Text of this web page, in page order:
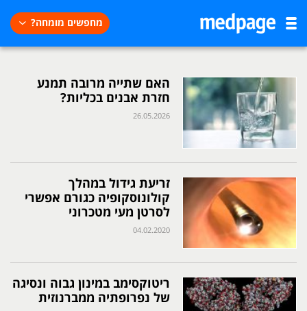
מחפשים מומחה?
האם שתייה מרובה תמנע
חזרת אבנים בכליות?
26.05.2026
זריעת גידול במהלך
קולונוסקופיה כגורם אפשרי
לסרטן מעי מטכרוני
04.02.2020
ריטוקסימב במינון גבוה ונסיגה
של נפרופתיה ממברנוזית